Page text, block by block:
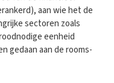
aan wie het de
sectoren zoals
eenheid
gedaan aan de rooms-